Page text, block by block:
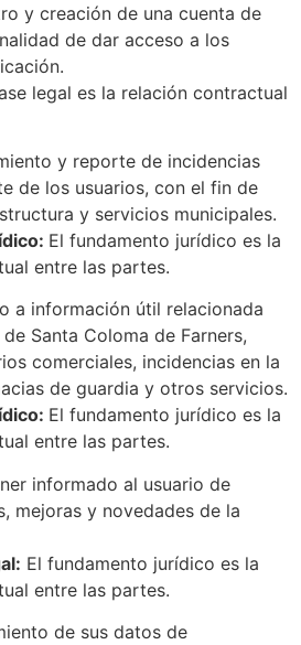
y creación de una cuenta de
de dar acceso a los
legal es la relación contractual
y reporte de incidencias
de los usuarios, con el fin de
y servicios municipales.
El fundamento jurídico es la
entre las partes.
a información útil relacionada
Santa Coloma de Farners,
comerciales, incidencias en la
de guardia y otros servicios.
El fundamento jurídico es la
entre las partes.
informado al usuario de
mejoras y novedades de la
El fundamento jurídico es la
entre las partes.
de sus datos de